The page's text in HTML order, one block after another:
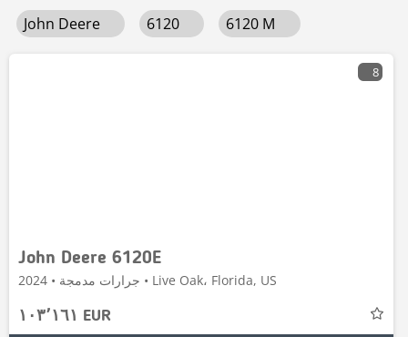
John Deere 6120 6120 M
8
John Deere 6120E
جرارات مدمجة • 2024 • Live Oak، Florida, US
١٠٣٬١٦١ EUR